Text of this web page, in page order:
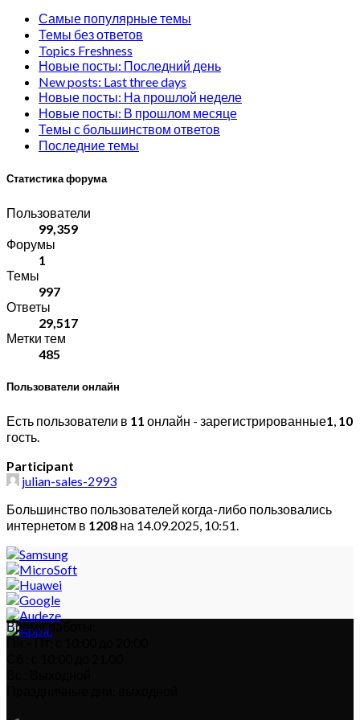
Самые популярные темы
Темы без ответов
Topics Freshness
Новые посты: Последний день
New posts: Last three days
Новые посты: На прошлой неделе
Новые посты: В прошлом месяце
Темы с большинством ответов
Последние темы
Статистика форума
Пользователи
99,359
Форумы
1
Темы
997
Ответы
29,517
Метки тем
485
Пользователи онлайн
Есть пользователи в 11 онлайн - зарегистрированные1, 10
гость.
Participant
julian-sales-2993
Большинство пользователей когда-либо пользовались
интернетом в 1208 на 14.09.2025, 10:51.
Время работы:
Пн – Пт: с 10:00 до 20:00